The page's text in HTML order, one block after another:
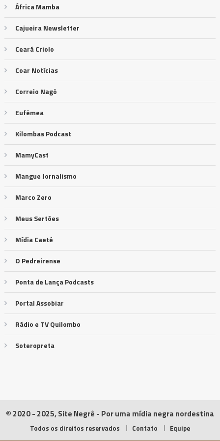
África Mamba
Cajueira Newsletter
Ceará Criolo
Coar Notícias
Correio Nagô
Eufêmea
Kilombas Podcast
MamyCast
Mangue Jornalismo
Marco Zero
Meus Sertões
Mídia Caeté
O Pedreirense
Ponta de Lança Podcasts
Portal Assobiar
Rádio e TV Quilombo
Soteropreta
© 2020 - 2025, Site Negrê - Por uma mídia negra nordestina
Todos os direitos reservados Contato Equipe